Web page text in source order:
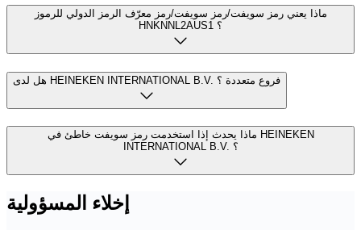
ماذا يعني رمز سويفت/رمز سويفت/رمز معرّف الرمز الدولي للرموز
HNKNNL2AUS1 ؟
هل لدى HEINEKEN INTERNATIONAL B.V. فروع متعددة ؟
ماذا يحدث إذا استخدمت رمز سويفت خاطئ في HEINEKEN
INTERNATIONAL B.V. ؟
إخلاء المسؤولية